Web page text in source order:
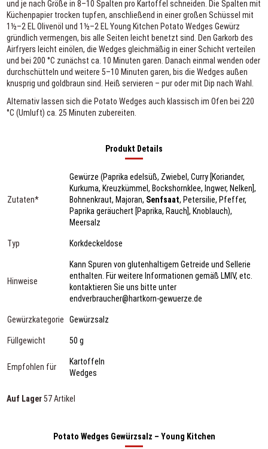
und je nach Größe in 8–10 Spalten pro Kartoffel schneiden. Die Spalten mit
Küchenpapier trocken tupfen, anschließend in einer großen Schüssel mit
1½–2 EL Olivenöl und 1½–2 EL Young Kitchen Potato Wedges Gewürz
gründlich vermengen, bis alle Seiten leicht benetzt sind. Den Garkorb des
Airfryers leicht einölen, die Wedges gleichmäßig in einer Schicht verteilen
und bei 200 °C zunächst ca. 10 Minuten garen. Danach einmal wenden oder
durchschütteln und weitere 5–10 Minuten garen, bis die Wedges außen
knusprig und goldbraun sind. Heiß servieren – pur oder mit Dip nach Wahl.
Alternativ lassen sich die Potato Wedges auch klassisch im Ofen bei 220
°C (Umluft) ca. 25 Minuten zubereiten.
Produkt Details
Zutaten*
Gewürze (Paprika edelsüß, Zwiebel, Curry [Koriander,
Kurkuma, Kreuzkümmel, Bockshornklee, Ingwer, Nelken],
Bohnenkraut, Majoran, Senfsaat, Petersilie, Pfeffer,
Paprika geräuchert [Paprika, Rauch], Knoblauch),
Meersalz
Typ Korkdeckeldose
Hinweise
Kann Spuren von glutenhaltigem Getreide und Sellerie
enthalten. Für weitere Informationen gemäß LMIV, etc.
kontaktieren Sie uns bitte unter
endverbraucher@hartkorn-gewuerze.de
Gewürzkategorie Gewürzsalz
Füllgewicht 50 g
Empfohlen für
Kartoffeln
Wedges
Auf Lager 57 Artikel
Potato Wedges Gewürzsalz – Young Kitchen